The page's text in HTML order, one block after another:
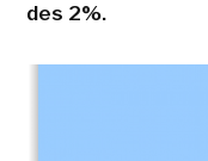
des 2%.